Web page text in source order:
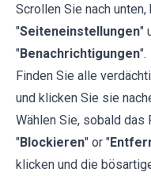
Scrollen Sie nach
"Seiteneinstellungen"
"Benachrichtigungen".
Finden Sie alle
und klicken Sie sie
Wählen Sie, sobald das
"Blockieren" or "
klicken und die